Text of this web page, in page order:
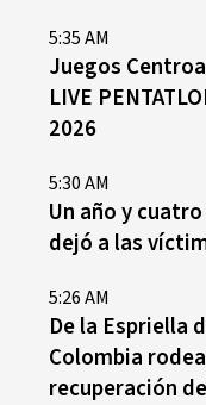
5:35 AM
Juegos
LIVE
2026
5:30 AM
Un año y
dejó a las
5:26 AM
De la Espriella
Colombia
recuperación